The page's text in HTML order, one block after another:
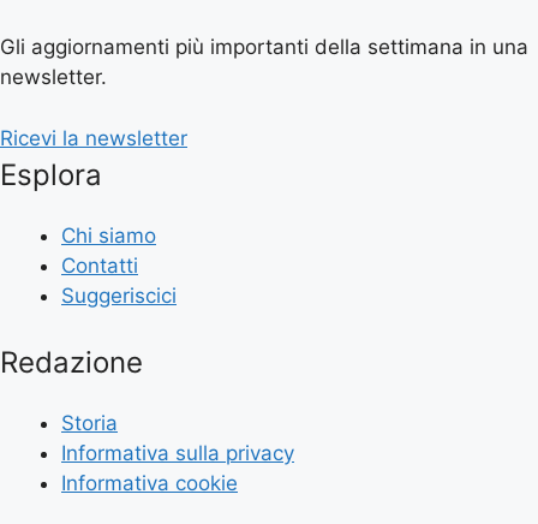
Gli aggiornamenti più importanti della settimana in una
newsletter.
Ricevi la newsletter
Esplora
Chi siamo
Contatti
Suggeriscici
Redazione
Storia
Informativa sulla privacy
Informativa cookie